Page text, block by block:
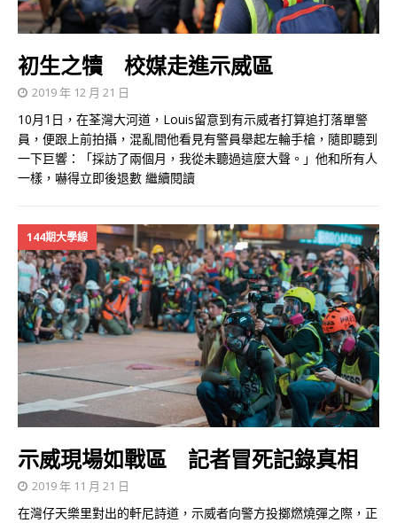
初生之犢 校媒走進示威區
2019 年 12 月 21 日
10月1日，在荃灣大河道，Louis留意到有示威者打算追打落單警
員，便跟上前拍攝，混亂間他看見有警員舉起左輪手槍，隨即聽到
一下巨響：「採訪了兩個月，我從未聽過這麼大聲。」他和所有人
一樣，嚇得立即後退數 繼續閱讀
144期大學線
示威現場如戰區 記者冒死記錄真相
2019 年 11 月 21 日
在灣仔天樂里對出的軒尼詩道，示威者向警方投擲燃燒彈之際，正